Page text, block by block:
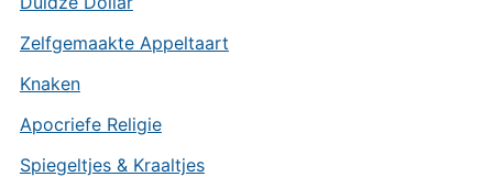
Zelfgemaakte Appeltaart
Knaken
Apocriefe Religie
Spiegeltjes & Kraaltjes